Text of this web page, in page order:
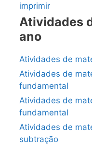
imprimir
Atividades
ano
Atividades de
Atividades de
fundamental
Atividades de
fundamental
Atividades de
subtração